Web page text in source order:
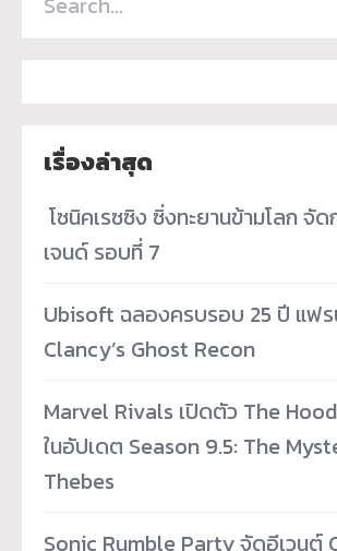
เรื่องล่าสุด
โซนิคเรซซิง ซิ่งทะยานข้ามโลก จัด
เจนด์ รอบที่ 7
Ubisoft ฉลองครบรอบ 25 ปี แฟร
Clancy’s Ghost Recon
Marvel Rivals เปิดตัว The
ในอัปเดต Season 9.5: The
Thebes
Sonic Rumble Party จัดอีเวนต์